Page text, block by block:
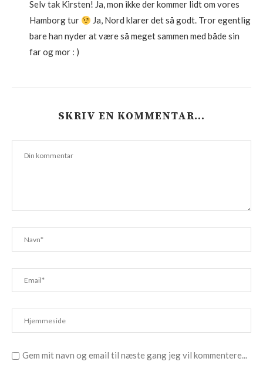
Selv tak Kirsten! Ja, mon ikke der kommer lidt om vores
Hamborg tur
Ja, Nord klarer det så godt. Tror egentlig
bare han nyder at være så meget sammen med både sin
far og mor : )
SKRIV EN KOMMENTAR…
Gem mit navn og email til næste gang jeg vil kommentere...